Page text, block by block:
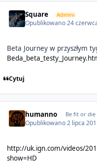
Square Admini
Opublikowano24
Beta Journey w przyszłym
Cytuj
humanno Be fit or
Opublikowano2 lipca
http://uk.ign.com/videos/
show=HD